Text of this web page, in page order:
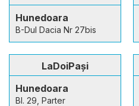
Hunedoara
B-Dul Dacia Nr 27bis
LaDoiPași
Hunedoara
Bl. 29, Parter